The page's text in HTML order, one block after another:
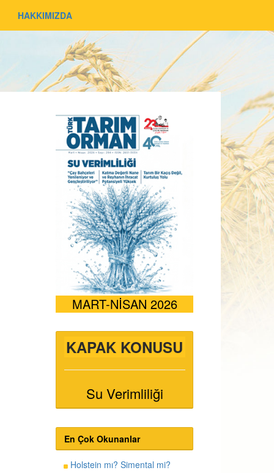
HAKKIMIZDA
MART-NİSAN 2026
KAPAK KONUSU
Su Verimliliği
En Çok Okunanlar
Holstein mı? Simental mi?